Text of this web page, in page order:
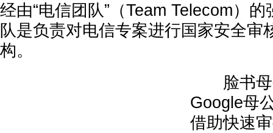
经由“电信团队”（Team Telecom）
队是负责对电信专案进行国家安全审
构。
脸书母
Google母
借助快速